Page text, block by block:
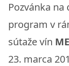
Pozvánka
program v
sútaže vín
23. marca